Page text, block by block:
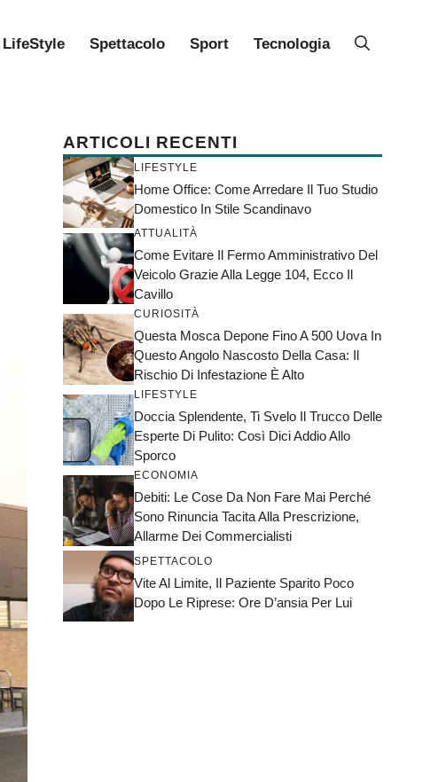
LifeStyle Spettacolo Sport Tecnologia
ARTICOLI RECENTI
LIFESTYLE
Home Office: Come Arredare Il Tuo Studio
Domestico In Stile Scandinavo
ATTUALITÀ
Come Evitare Il Fermo Amministrativo Del
Veicolo Grazie Alla Legge 104, Ecco Il
Cavillo
CURIOSITÀ
Questa Mosca Depone Fino A 500 Uova In
Questo Angolo Nascosto Della Casa: Il
Rischio Di Infestazione È Alto
LIFESTYLE
Doccia Splendente, Ti Svelo Il Trucco Delle
Esperte Di Pulito: Così Dici Addio Allo
Sporco
ECONOMIA
Debiti: Le Cose Da Non Fare Mai Perché
Sono Rinuncia Tacita Alla Prescrizione,
Allarme Dei Commercialisti
SPETTACOLO
Vite Al Limite, Il Paziente Sparito Poco
Dopo Le Riprese: Ore D’ansia Per Lui